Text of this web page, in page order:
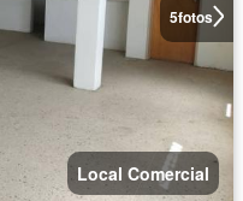
5fotos
Local Comercial